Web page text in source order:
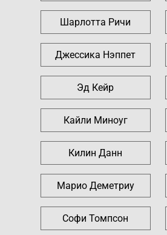
Шарлотта Ричи
Джессика Нэппет
Эд Кейр
Кайли Миноуг
Килин Данн
Марио Деметриу
Софи Томпсон